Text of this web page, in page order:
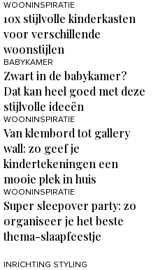
WOONINSPIRATIE
10x stijlvolle kinderkasten
voor verschillende
woonstijlen
BABYKAMER
Zwart in de babykamer?
Dat kan heel goed met deze
stijlvolle ideeën
WOONINSPIRATIE
Van klembord tot gallery
wall: zo geef je
kindertekeningen een
mooie plek in huis
WOONINSPIRATIE
Super sleepover party: zo
organiseer je het beste
thema-slaapfeestje
INRICHTING STYLING